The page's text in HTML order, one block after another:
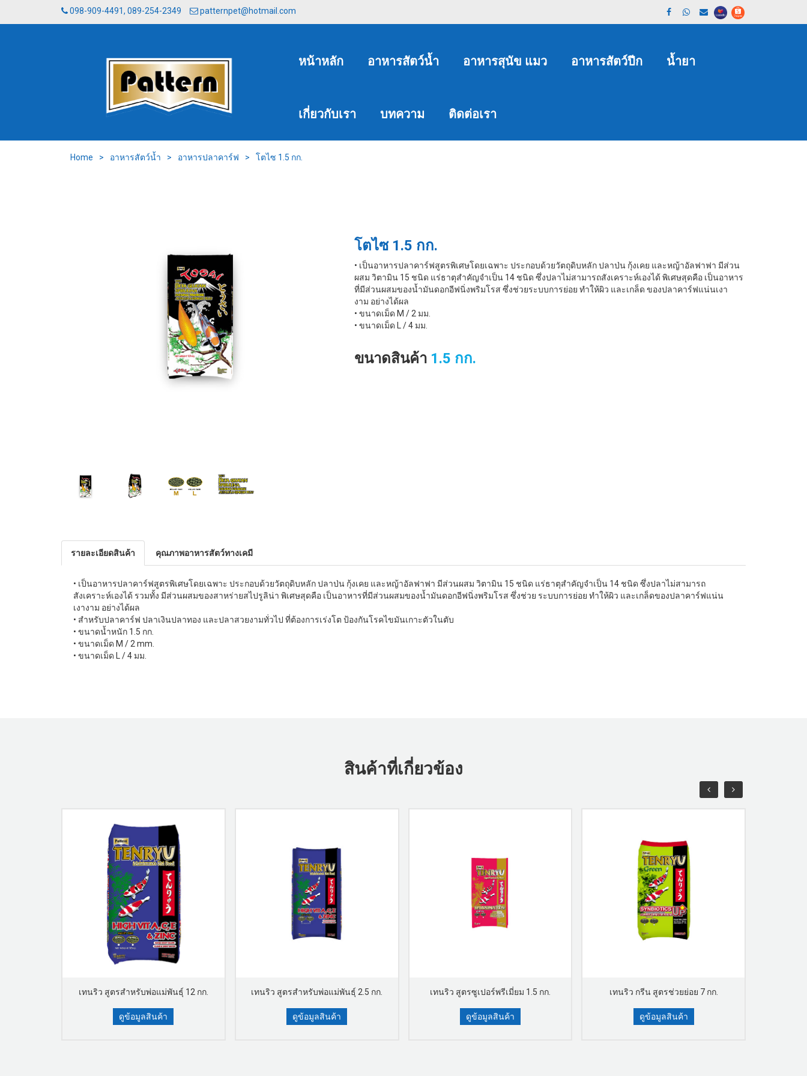
098-909-4491, 089-254-2349 patternpet@hotmail.com
หน้าหลัก อาหารสัตว์น้ำ อาหารสุนัข แมว อาหารสัตว์ปีก น้ำยา
เกี่ยวกับเรา บทความ ติดต่อเรา
Home > อาหารสัตว์น้ำ > อาหารปลาคาร์ฟ > โตไซ 1.5 กก.
โตไซ 1.5 กก.
• เป็นอาหารปลาคาร์ฟสูตรพิเศษโดยเฉพาะ ประกอบด้วยวัตถุดิบหลัก ปลาป่น กุ้งเคย และหญ้าอัลฟาฟา มีส่วน
ผสม วิตามิน 15 ชนิด แร่ธาตุสำคัญจำเป็น 14 ชนิด ซึ่งปลาไม่สามารถสังเคราะห์เองได้ พิเศษสุดคือ เป็นอาหาร
ที่มีส่วนผสมของน้ำมันดอกอีฟนิ่งพริมโรส ซึ่งช่วยระบบการย่อย ทำให้ผิว และเกล็ด ของปลาคาร์ฟแน่นเงา
งาม อย่างได้ผล
• ขนาดเม็ด M / 2 มม.
• ขนาดเม็ด L / 4 มม.
ขนาดสินค้า 1.5 กก.
รายละเอียดสินค้า คุณภาพอาหารสัตว์ทางเคมี
• เป็นอาหารปลาคาร์ฟสูตรพิเศษโดยเฉพาะ ประกอบด้วยวัตถุดิบหลัก ปลาป่น กุ้งเคย และหญ้าอัลฟาฟา มีส่วนผสม วิตามิน 15 ชนิด แร่ธาตุสำคัญจำเป็น 14 ชนิด ซึ่งปลาไม่สามารถ
สังเคราะห์เองได้ รวมทั้ง มีส่วนผสมของสาหร่ายสไปรูลิน่า พิเศษสุดคือ เป็นอาหารที่มีส่วนผสมของน้ำมันดอกอีฟนิ่งพริมโรส ซึ่งช่วย ระบบการย่อย ทำให้ผิว และเกล็ดของปลาคาร์ฟแน่น
เงางาม อย่างได้ผล
• สำหรับปลาคาร์ฟ ปลาเงินปลาทอง และปลาสวยงามทั่วไป ที่ต้องการเร่งโต ป้องกันโรคไขมันเกาะตัวในตับ
• ขนาดน้ำหนัก 1.5 กก.
• ขนาดเม็ด M / 2 mm.
• ขนาดเม็ด L / 4 มม.
สินค้าที่เกี่ยวข้อง
เทนริว สูตรสำหรับพ่อแม่พันธุ์ 12 กก.
ดูข้อมูลสินค้า
เทนริว สูตรสำหรับพ่อแม่พันธุ์ 2.5 กก.
ดูข้อมูลสินค้า
เทนริว สูตรซูเปอร์พรีเมี่ยม 1.5 กก.
ดูข้อมูลสินค้า
เทนริว กรีน สูตรช่วยย่อย 7 กก.
ดูข้อมูลสินค้า